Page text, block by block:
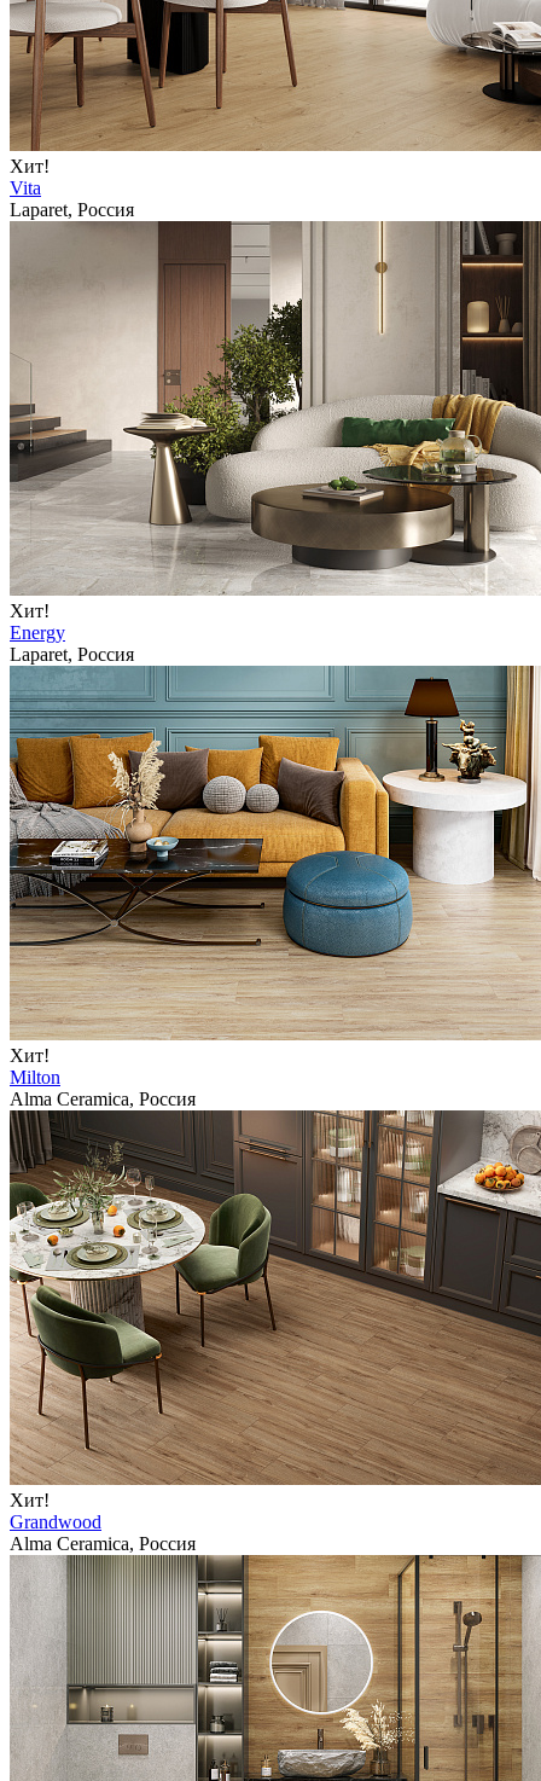
Хит!
Vita
Laparet, Россия
Хит!
Energy
Laparet, Россия
Хит!
Milton
Alma Ceramica, Россия
Хит!
Grandwood
Alma Ceramica, Россия